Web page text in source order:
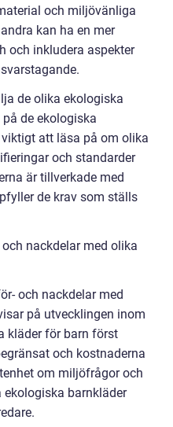
och miljövänliga
kan ha en mer
och inkludera aspekter
de olika ekologiska
de ekologiska
att läsa på om olika
och standarder
är tillverkade med
de krav som ställs
nackdelar med olika
och nackdelar med
på utvecklingen inom
kläder för barn först
och kostnaderna
om miljöfrågor och
barnkläder